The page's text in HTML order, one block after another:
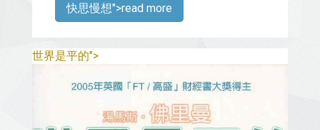
快思慢想">read more
世界是平的">